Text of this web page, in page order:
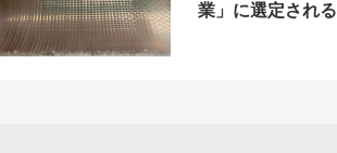
業」に選定される